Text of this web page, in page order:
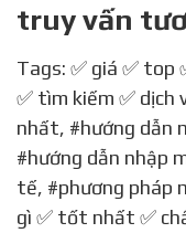
truy vấn
Tags: ✅ giá ✅ top ✅ địa chỉ ✅ đánh giá ✅ cho thuê
✅ tìm kiếm ✅ dịch
nhất, #hướng dẫn
#hướng dẫn nhập
tế, #phương pháp
gì ✅ tốt nhất ✅